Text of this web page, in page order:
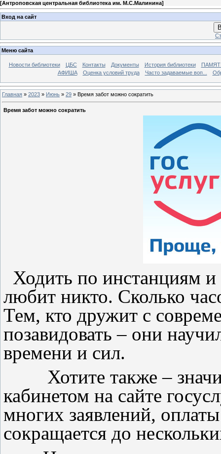
[Антроповская центральная библиотека им. М.С.Малинина]
Вход на сайт
Меню сайта
Новости библиотеки ЦБС Контакты Документы История библиотеки
АФИША
Оценка условий труда Часто задаваемые воп...
Главная » 2023 » Июнь » 29 » Время забот можно сократить
Время забот можно сократить
Ходить по инстанциям
любит никто. Сколько
Тем, кто дружит с
позавидовать – они
времени и сил.
Хотите также –
кабинетом на сайте
многих заявлений,
сокращается до